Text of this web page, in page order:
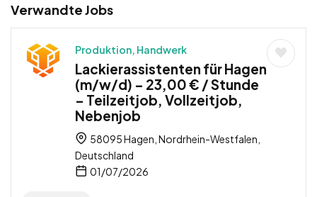
Verwandte Jobs
Produktion, Handwerk
Lackierassistenten für Hagen
(m/w/d) – 23,00 € / Stunde
– Teilzeitjob, Vollzeitjob,
Nebenjob
58095 Hagen, Nordrhein-Westfalen,
Deutschland
01/07/2026